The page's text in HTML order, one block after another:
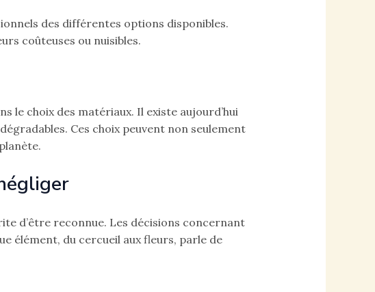
des différentes options disponibles.
coûteuses ou nuisibles.
le choix des matériaux. Il existe aujourd’hui
Ces choix peuvent non seulement
d’être reconnue. Les décisions concernant
élément, du cercueil aux fleurs, parle de